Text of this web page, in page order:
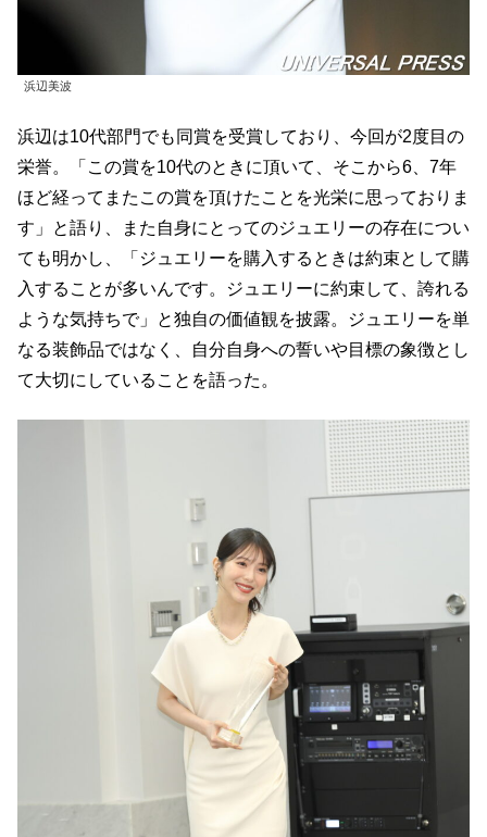
浜辺美波
浜辺は10代部門でも同賞を受賞しており、今回が2度目の
栄誉。「この賞を10代のときに頂いて、そこから6、7年
ほど経ってまたこの賞を頂けたことを光栄に思っておりま
す」と語り、また自身にとってのジュエリーの存在につい
ても明かし、「ジュエリーを購入するときは約束として購
入することが多いんです。ジュエリーに約束して、誇れる
ような気持ちで」と独自の価値観を披露。ジュエリーを単
なる装飾品ではなく、自分自身への誓いや目標の象徴とし
て大切にしていることを語った。